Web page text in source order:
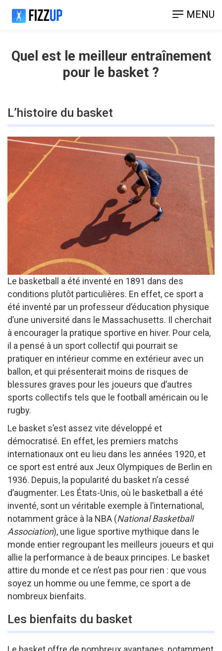
MENU
Quel est le meilleur entraînement
pour le basket ?
L’histoire du basket
Le basketball a été inventé en 1891 dans des
conditions plutôt particulières. En effet, ce sport a
été inventé par un professeur d’éducation physique
d’une université dans le Massachusetts. Il cherchait
à encourager la pratique sportive en hiver. Pour cela,
il a pensé à un sport collectif qui pourrait se
pratiquer en intérieur comme en extérieur avec un
ballon, et qui présenterait moins de risques de
blessures graves pour les joueurs que d’autres
sports collectifs tels que le football américain ou le
rugby.
Le basket s’est assez vite développé et
démocratisé. En effet, les premiers matchs
internationaux ont eu lieu dans les années 1920, et
ce sport est entré aux Jeux Olympiques de Berlin en
1936. Depuis, la popularité du basket n’a cessé
d’augmenter. Les États-Unis, où le basketball a été
inventé, sont un véritable exemple à l’international,
notamment grâce à la NBA (National Basketball
Association), une ligue sportive mythique dans le
monde entier regroupant les meilleurs joueurs et qui
allie la performance à de beaux principes. Le basket
attire du monde et ce n’est pas pour rien : que vous
soyez un homme ou une femme, ce sport a de
nombreux bienfaits.
Les bienfaits du basket